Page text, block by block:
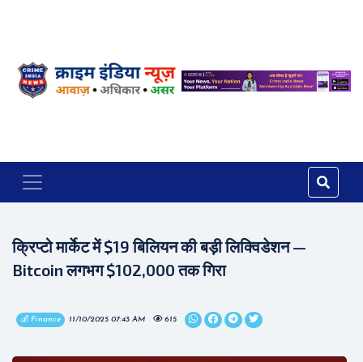
क्रिप्टो मार्केट में $19 बिलियन की बड़ी लिक्विडेशन —
Bitcoin लगभग $102,000 तक गिरा
💰 Finance 11/10/2025 07:43 AM 615